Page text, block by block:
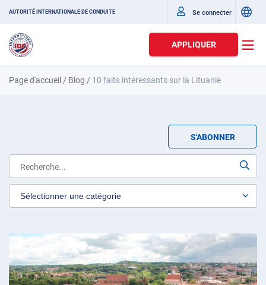
AUTORITÉ INTERNATIONALE DE CONDUITE Se connecter
APPLIQUER
Page d'accueil / Blog / 10 faits intéressants sur la Lituanie
S'ABONNER